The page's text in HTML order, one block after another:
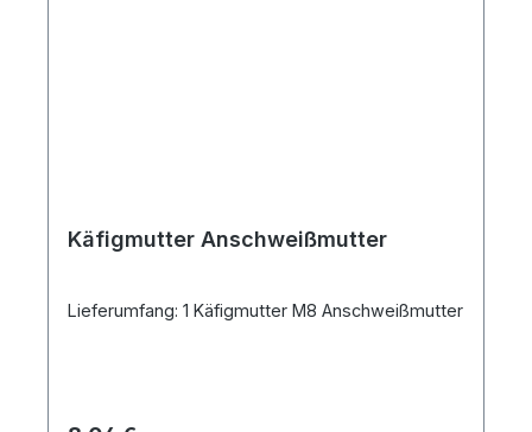
Käfigmutter Anschweißmutter
Lieferumfang: 1 Käfigmutter M8 Anschweißmutter